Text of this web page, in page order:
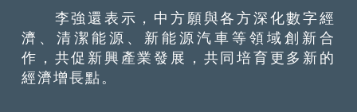
李強還表示，中方願與各方深化數字經
濟、清潔能源、新能源汽車等領域創新合
作，共促新興產業發展，共同培育更多新的
經濟增長點。